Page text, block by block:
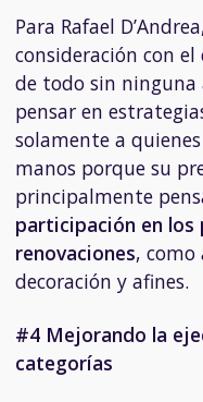
Para Rafael
consideración con
de todo sin ninguna
pensar en
solamente a
manos porque su
principalmente
participación en los
renovaciones, como
decoración y afines.
#4 Mejorando la
categorías